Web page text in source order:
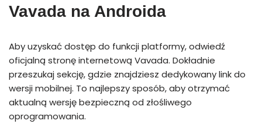
Vavada na Androida
Aby uzyskać dostęp do funkcji platformy, odwiedź
oficjalną stronę internetową Vavada. Dokładnie
przeszukaj sekcję, gdzie znajdziesz dedykowany link do
wersji mobilnej. To najlepszy sposób, aby otrzymać
aktualną wersję bezpieczną od złośliwego
oprogramowania.